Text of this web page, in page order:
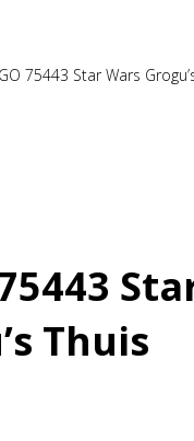
75443 Star Wars
Thuis